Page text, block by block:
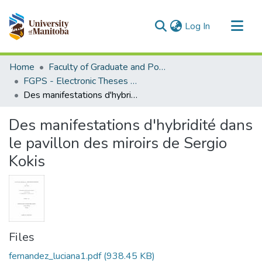
Log In (current)
Communities & Collections
All of MSpace
Statistics
Home
Faculty of Graduate and Postdoctoral Studies (Electronic Theses and Practica)
FGPS - Electronic Theses and Practica
Des manifestations d'hybridité dans le pavillon des miroirs de Sergio Kokis
Des manifestations d'hybridité dans
le pavillon des miroirs de Sergio
Kokis
Files
fernandez_luciana1.pdf(938.45 KB)